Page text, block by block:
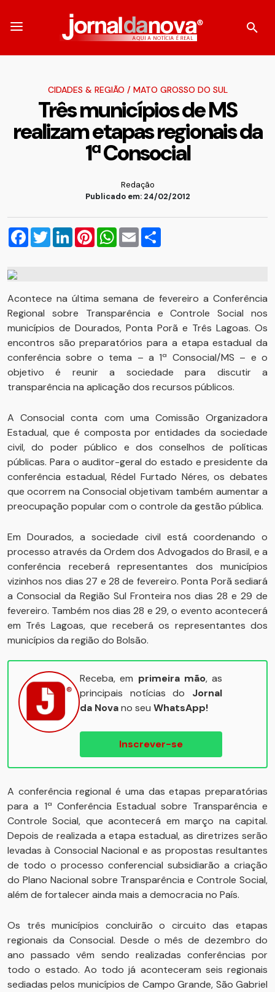
CIDADES & REGIÃO / MATO GROSSO DO SUL
Três municípios de MS
realizam etapas regionais da
1ª Consocial
Redação
Publicado em: 24/02/2012
Facebook
TwitterLinkedInPinterestWhatsApp
Email
Acontece na última semana de fevereiro a Conferência
Regional sobre Transparência e Controle Social nos
municípios de Dourados, Ponta Porã e Três Lagoas. Os
encontros são preparatórios para a etapa estadual da
conferência sobre o tema – a 1ª Consocial/MS – e o
objetivo é reunir a sociedade para discutir a
transparência na aplicação dos recursos públicos.
A Consocial conta com uma Comissão Organizadora
Estadual, que é composta por entidades da sociedade
civil, do poder público e dos conselhos de políticas
públicas. Para o auditor-geral do estado e presidente da
conferência estadual, Rédel Furtado Néres, os debates
que ocorrem na Consocial objetivam também aumentar a
preocupação popular com o controle da gestão pública.
Em Dourados, a sociedade civil está coordenando o
processo através da Ordem dos Advogados do Brasil, e a
conferência receberá representantes dos municípios
vizinhos nos dias 27 e 28 de fevereiro. Ponta Porã sediará
a Consocial da Região Sul Fronteira nos dias 28 e 29 de
fevereiro. Também nos dias 28 e 29, o evento acontecerá
em Três Lagoas, que receberá os representantes dos
municípios da região do Bolsão.
Receba, em primeira mão, as
principais notícias do Jornal
da Novano seu WhatsApp!
Inscrever-se
A conferência regional é uma das etapas preparatórias
para a 1ª Conferência Estadual sobre Transparência e
Controle Social, que acontecerá em março na capital.
Depois de realizada a etapa estadual, as diretrizes serão
levadas à Consocial Nacional e as propostas resultantes
de todo o processo conferencial subsidiarão a criação
do Plano Nacional sobre Transparência e Controle Social,
além de fortalecer ainda mais a democracia no País.
Os três municípios concluirão o circuito das etapas
regionais da Consocial. Desde o mês de dezembro do
ano passado vêm sendo realizadas conferências por
todo o estado. Ao todo já aconteceram seis regionais
sediadas pelos municípios de Campo Grande, São Gabriel